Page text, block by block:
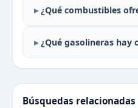
¿Qué combustibles
¿Qué gasolineras hay
Búsquedas relacionadas